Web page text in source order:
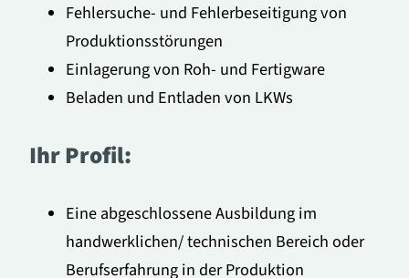
Fehlersuche- und Fehlerbeseitigung von
Produktionsstörungen
Einlagerung von Roh- und Fertigware
Beladen und Entladen von LKWs
Ihr Profil:
Eine abgeschlossene Ausbildung im
handwerklichen/ technischen Bereich oder
Berufserfahrung in der Produktion